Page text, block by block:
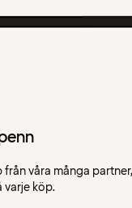
från våra många
varje köp.